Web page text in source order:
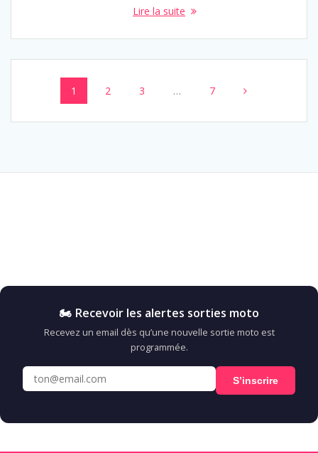
Lire la suite
Posts
navigation
Page
1 Page
2 Page
3 … Page
7
🏍️ Recevoir les alertes sorties moto
Recevez un email dès qu’une nouvelle sortie moto est
programmée.
S’inscrire